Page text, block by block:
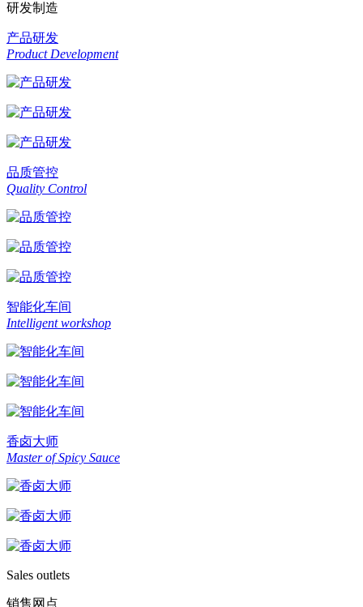
研发制造
产品研发
Product Development
品质管控
Quality Control
智能化车间
Intelligent workshop
香卤大师
Master of Spicy Sauce
Sales outlets
销售网点